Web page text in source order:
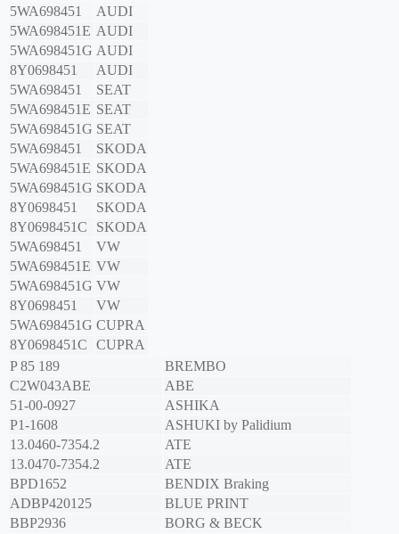
5WA698451
AUDI
5WA698451E AUDI
5WA698451G AUDI
8Y0698451
AUDI
5WA698451
SEAT
5WA698451E SEAT
5WA698451G SEAT
5WA698451
SKODA
5WA698451E SKODA
5WA698451G SKODA
8Y0698451
SKODA
8Y0698451C
SKODA
5WA698451
VW
5WA698451E VW
5WA698451G VW
8Y0698451
VW
5WA698451G CUPRA
8Y0698451C
CUPRA
P 85 189
BREMBO
C2W043ABE
ABE
51-00-0927
ASHIKA
P1-1608
ASHUKI by Palidium
13.0460-7354.2
ATE
13.0470-7354.2
ATE
BPD1652
BENDIX Braking
ADBP420125
BLUE PRINT
BBP2936
BORG & BECK